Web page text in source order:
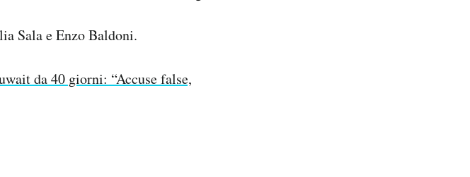
Sala e Enzo Baldoni.
da 40 giorni: “Accuse false,